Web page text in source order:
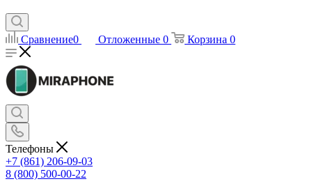
Сравнение0 Отложенные 0 Корзина 0
Телефоны
+7 (861) 206-09-03
8 (800) 500-00-22